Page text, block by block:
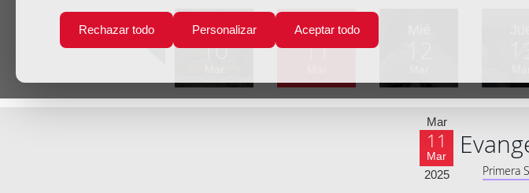
Rechazar todo Personalizar Aceptar todo
Lun
10
Mar
11
Mar
11
Mar
2025 Primera